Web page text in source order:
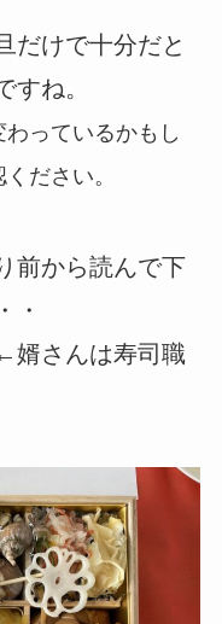
だけで十分だと
すね。
っているかもし
ださい。
前から読んで下
・
婿さんは寿司職